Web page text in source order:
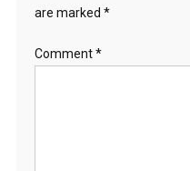
are marked *
Comment*